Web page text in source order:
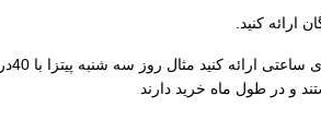
ارائه کنید.
و در طول ماه خرید دارند